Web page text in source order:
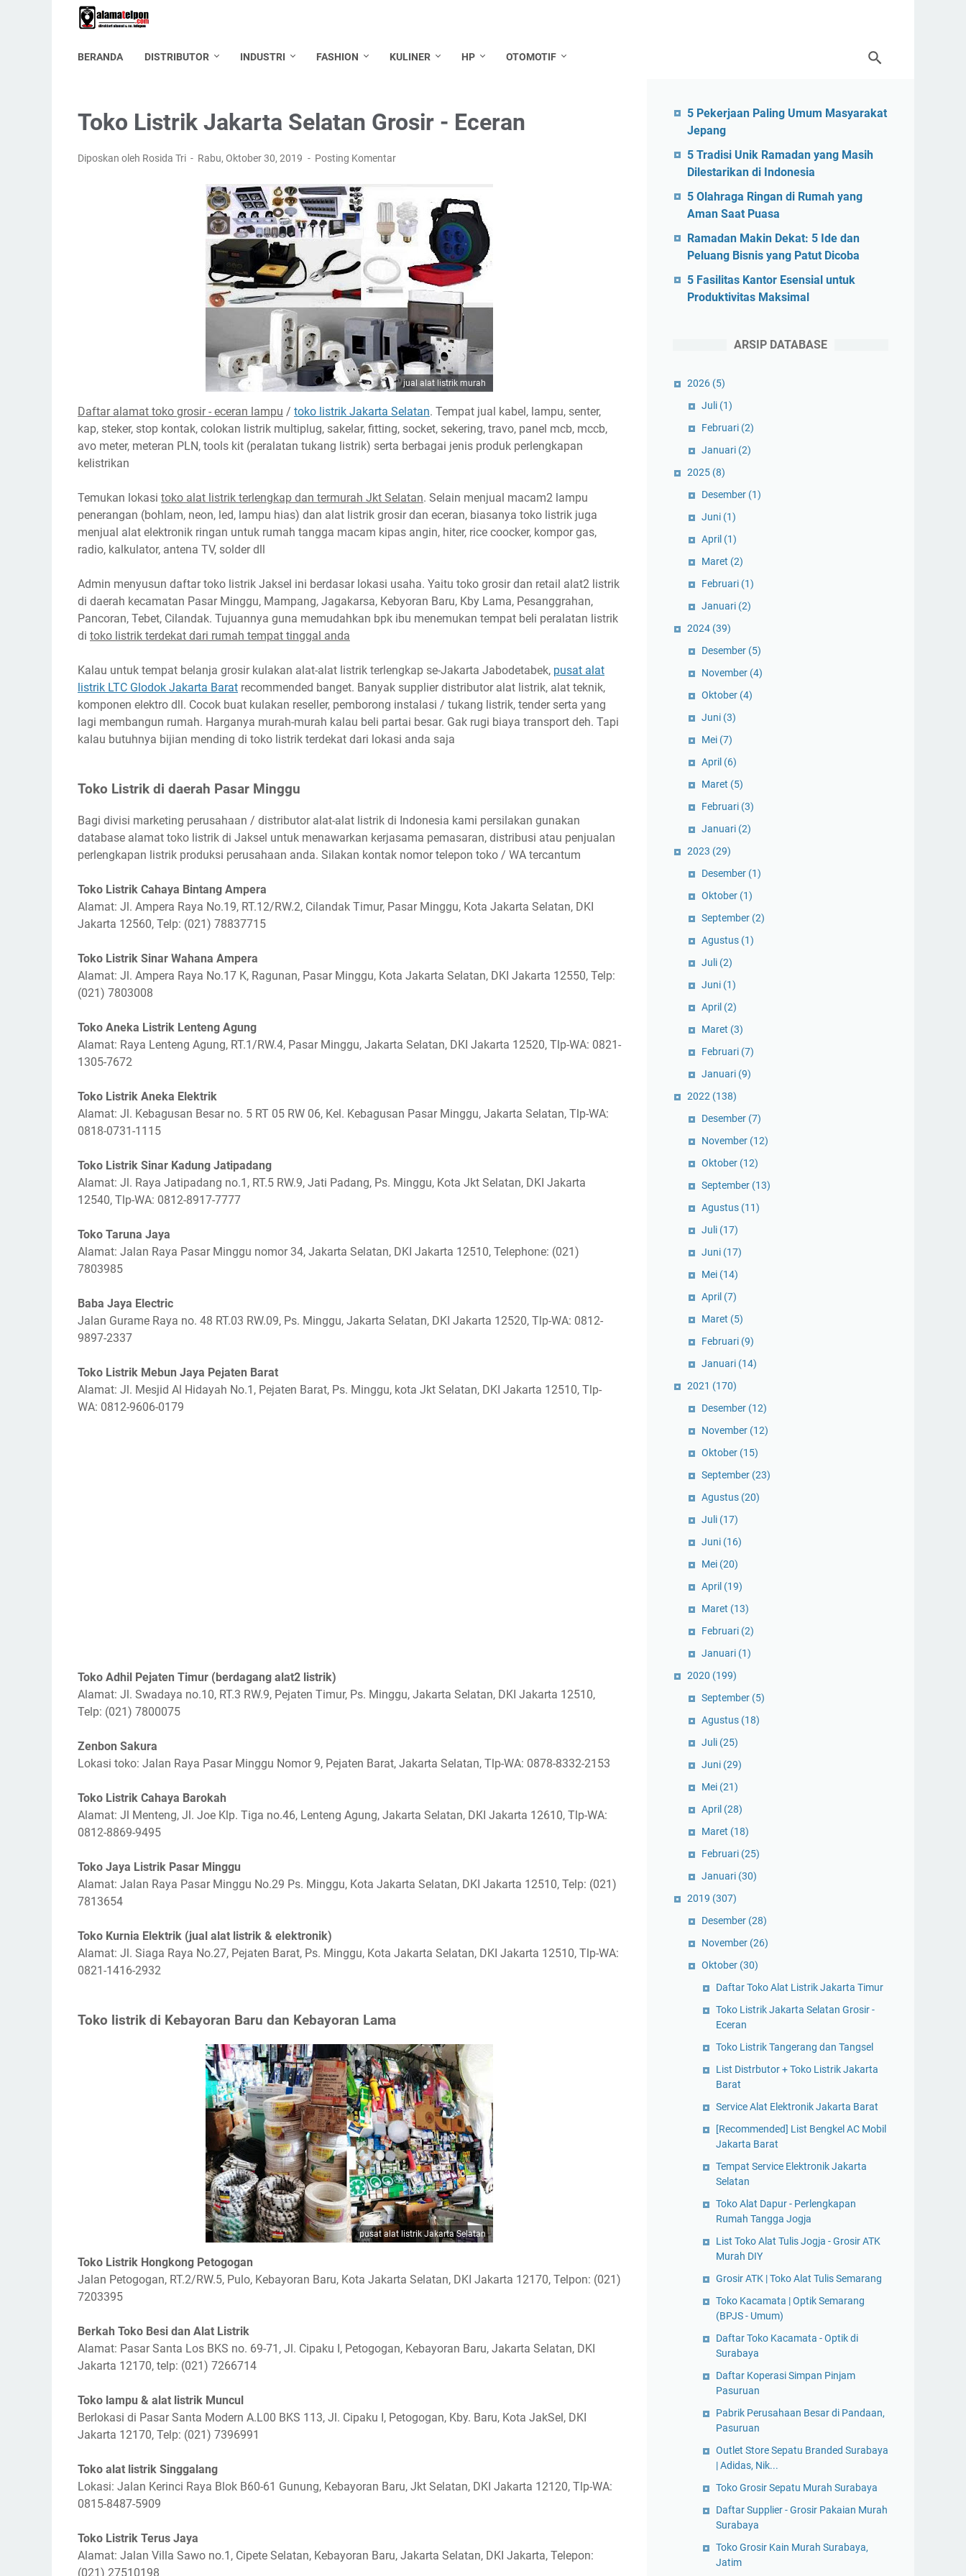
BERANDA DISTRIBUTOR INDUSTRI FASHION KULINER HP OTOMOTIF
Toko Listrik Jakarta Selatan Grosir - Eceran
Diposkan oleh Rosida Tri Rabu, Oktober 30, 2019 Posting Komentar
jual alat listrik murah
Daftar alamat toko grosir - eceran lampu / toko listrik Jakarta Selatan. Tempat jual kabel, lampu, senter,
kap, steker, stop kontak, colokan listrik multiplug, sakelar, fitting, socket, sekering, travo, panel mcb, mccb,
avo meter, meteran PLN, tools kit (peralatan tukang listrik) serta berbagai jenis produk perlengkapan
kelistrikan
Temukan lokasi toko alat listrik terlengkap dan termurah Jkt Selatan. Selain menjual macam2 lampu
penerangan (bohlam, neon, led, lampu hias) dan alat listrik grosir dan eceran, biasanya toko listrik juga
menjual alat elektronik ringan untuk rumah tangga macam kipas angin, hiter, rice coocker, kompor gas,
radio, kalkulator, antena TV, solder dll
Admin menyusun daftar toko listrik Jaksel ini berdasar lokasi usaha. Yaitu toko grosir dan retail alat2 listrik
di daerah kecamatan Pasar Minggu, Mampang, Jagakarsa, Kebyoran Baru, Kby Lama, Pesanggrahan,
Pancoran, Tebet, Cilandak. Tujuannya guna memudahkan bpk ibu menemukan tempat beli peralatan listrik
di toko listrik terdekat dari rumah tempat tinggal anda
Kalau untuk tempat belanja grosir kulakan alat-alat listrik terlengkap se-Jakarta Jabodetabek, pusat alat
listrik LTC Glodok Jakarta Barat recommended banget. Banyak supplier distributor alat listrik, alat teknik,
komponen elektro dll. Cocok buat kulakan reseller, pemborong instalasi / tukang listrik, tender serta yang
lagi membangun rumah. Harganya murah-murah kalau beli partai besar. Gak rugi biaya transport deh. Tapi
kalau butuhnya bijian mending di toko listrik terdekat dari lokasi anda saja
Toko Listrik di daerah Pasar Minggu
Bagi divisi marketing perusahaan / distributor alat-alat listrik di Indonesia kami persilakan gunakan
database alamat toko listrik di Jaksel untuk menawarkan kerjasama pemasaran, distribusi atau penjualan
perlengkapan listrik produksi perusahaan anda. Silakan kontak nomor telepon toko / WA tercantum
Toko Listrik Cahaya Bintang Ampera
Alamat: Jl. Ampera Raya No.19, RT.12/RW.2, Cilandak Timur, Pasar Minggu, Kota Jakarta Selatan, DKI
Jakarta 12560, Telp: (021) 78837715
Toko Listrik Sinar Wahana Ampera
Alamat: Jl. Ampera Raya No.17 K, Ragunan, Pasar Minggu, Kota Jakarta Selatan, DKI Jakarta 12550, Telp:
(021) 7803008
Toko Aneka Listrik Lenteng Agung
Alamat: Raya Lenteng Agung, RT.1/RW.4, Pasar Minggu, Jakarta Selatan, DKI Jakarta 12520, Tlp-WA: 0821-
1305-7672
Toko Listrik Aneka Elektrik
Alamat: Jl. Kebagusan Besar no. 5 RT 05 RW 06, Kel. Kebagusan Pasar Minggu, Jakarta Selatan, Tlp-WA:
0818-0731-1115
Toko Listrik Sinar Kadung Jatipadang
Alamat: Jl. Raya Jatipadang no.1, RT.5 RW.9, Jati Padang, Ps. Minggu, Kota Jkt Selatan, DKI Jakarta
12540, Tlp-WA: 0812-8917-7777
Toko Taruna Jaya
Alamat: Jalan Raya Pasar Minggu nomor 34, Jakarta Selatan, DKI Jakarta 12510, Telephone: (021)
7803985
Baba Jaya Electric
Jalan Gurame Raya no. 48 RT.03 RW.09, Ps. Minggu, Jakarta Selatan, DKI Jakarta 12520, Tlp-WA: 0812-
9897-2337
Toko Listrik Mebun Jaya Pejaten Barat
Alamat: Jl. Mesjid Al Hidayah No.1, Pejaten Barat, Ps. Minggu, kota Jkt Selatan, DKI Jakarta 12510, Tlp-
WA: 0812-9606-0179
Toko Adhil Pejaten Timur (berdagang alat2 listrik)
Alamat: Jl. Swadaya no.10, RT.3 RW.9, Pejaten Timur, Ps. Minggu, Jakarta Selatan, DKI Jakarta 12510,
Telp: (021) 7800075
Zenbon Sakura
Lokasi toko: Jalan Raya Pasar Minggu Nomor 9, Pejaten Barat, Jakarta Selatan, Tlp-WA: 0878-8332-2153
Toko Listrik Cahaya Barokah
Alamat: Jl Menteng, Jl. Joe Klp. Tiga no.46, Lenteng Agung, Jakarta Selatan, DKI Jakarta 12610, Tlp-WA:
0812-8869-9495
Toko Jaya Listrik Pasar Minggu
Alamat: Jalan Raya Pasar Minggu No.29 Ps. Minggu, Kota Jakarta Selatan, DKI Jakarta 12510, Telp: (021)
7813654
Toko Kurnia Elektrik (jual alat listrik & elektronik)
Alamat: Jl. Siaga Raya No.27, Pejaten Barat, Ps. Minggu, Kota Jakarta Selatan, DKI Jakarta 12510, Tlp-WA:
0821-1416-2932
Toko listrik di Kebayoran Baru dan Kebayoran Lama
pusat alat listrik Jakarta Selatan
Toko Listrik Hongkong Petogogan
Jalan Petogogan, RT.2/RW.5, Pulo, Kebayoran Baru, Kota Jakarta Selatan, DKI Jakarta 12170, Telpon: (021)
7203395
Berkah Toko Besi dan Alat Listrik
Alamat: Pasar Santa Los BKS no. 69-71, Jl. Cipaku I, Petogogan, Kebayoran Baru, Jakarta Selatan, DKI
Jakarta 12170, telp: (021) 7266714
Toko lampu & alat listrik Muncul
Berlokasi di Pasar Santa Modern A.L00 BKS 113, Jl. Cipaku I, Petogogan, Kby. Baru, Kota JakSel, DKI
Jakarta 12170, Telp: (021) 7396991
Toko alat listrik Singgalang
Lokasi: Jalan Kerinci Raya Blok B60-61 Gunung, Kebayoran Baru, Jkt Selatan, DKI Jakarta 12120, Tlp-WA:
0815-8487-5909
Toko Listrik Terus Jaya
Alamat: Jalan Villa Sawo no.1, Cipete Selatan, Kebayoran Baru, Jakarta Selatan, DKI Jakarta, Telepon:
(021) 27510198
5 Pekerjaan Paling Umum Masyarakat
Jepang
5 Tradisi Unik Ramadan yang Masih
Dilestarikan di Indonesia
5 Olahraga Ringan di Rumah yang
Aman Saat Puasa
Ramadan Makin Dekat: 5 Ide dan
Peluang Bisnis yang Patut Dicoba
5 Fasilitas Kantor Esensial untuk
Produktivitas Maksimal
ARSIP DATABASE
2026 (5)
Juli (1)
Februari (2)
Januari (2)
2025 (8)
Desember (1)
Juni (1)
April (1)
Maret (2)
Februari (1)
Januari (2)
2024 (39)
Desember (5)
November (4)
Oktober (4)
Juni (3)
Mei (7)
April (6)
Maret (5)
Februari (3)
Januari (2)
2023 (29)
Desember (1)
Oktober (1)
September (2)
Agustus (1)
Juli (2)
Juni (1)
April (2)
Maret (3)
Februari (7)
Januari (9)
2022 (138)
Desember (7)
November (12)
Oktober (12)
September (13)
Agustus (11)
Juli (17)
Juni (17)
Mei (14)
April (7)
Maret (5)
Februari (9)
Januari (14)
2021 (170)
Desember (12)
November (12)
Oktober (15)
September (23)
Agustus (20)
Juli (17)
Juni (16)
Mei (20)
April (19)
Maret (13)
Februari (2)
Januari (1)
2020 (199)
September (5)
Agustus (18)
Juli (25)
Juni (29)
Mei (21)
April (28)
Maret (18)
Februari (25)
Januari (30)
2019 (307)
Desember (28)
November (26)
Oktober (30)
Daftar Toko Alat Listrik Jakarta Timur
Toko Listrik Jakarta Selatan Grosir -
Eceran
Toko Listrik Tangerang dan Tangsel
List Distrbutor + Toko Listrik Jakarta
Barat
Service Alat Elektronik Jakarta Barat
[Recommended] List Bengkel AC Mobil
Jakarta Barat
Tempat Service Elektronik Jakarta
Selatan
Toko Alat Dapur - Perlengkapan
Rumah Tangga Jogja
List Toko Alat Tulis Jogja - Grosir ATK
Murah DIY
Grosir ATK | Toko Alat Tulis Semarang
Toko Kacamata | Optik Semarang
(BPJS - Umum)
Daftar Toko Kacamata - Optik di
Surabaya
Daftar Koperasi Simpan Pinjam
Pasuruan
Pabrik Perusahaan Besar di Pandaan,
Pasuruan
Outlet Store Sepatu Branded Surabaya
| Adidas, Nik...
Toko Grosir Sepatu Murah Surabaya
Daftar Supplier - Grosir Pakaian Murah
Surabaya
Toko Grosir Kain Murah Surabaya,
Jatim